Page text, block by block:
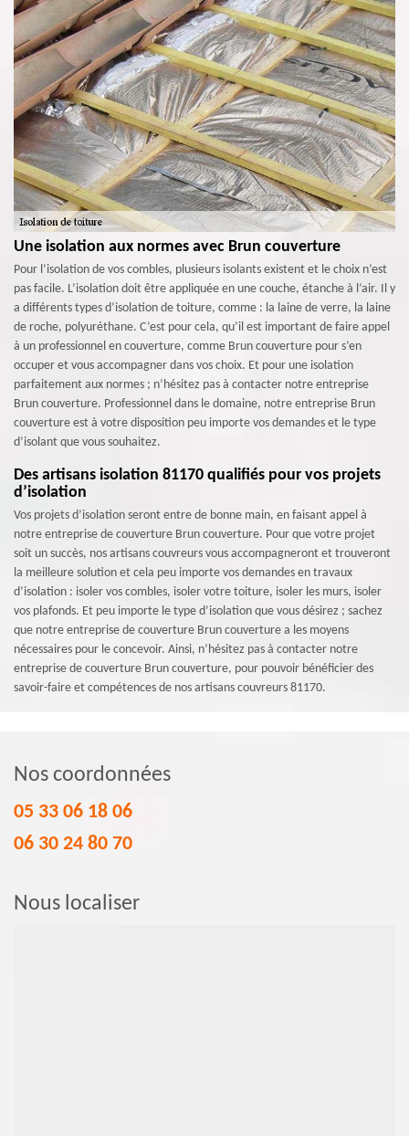
Une isolation aux normes avec Brun couverture
Pour l’isolation de vos combles, plusieurs isolants existent et le choix n’est
pas facile. L’isolation doit être appliquée en une couche, étanche à l’air. Il y
a différents types d’isolation de toiture, comme : la laine de verre, la laine
de roche, polyuréthane. C’est pour cela, qu’il est important de faire appel
à un professionnel en couverture, comme Brun couverture pour s’en
occuper et vous accompagner dans vos choix. Et pour une isolation
parfaitement aux normes ; n’hésitez pas à contacter notre entreprise
Brun couverture. Professionnel dans le domaine, notre entreprise Brun
couverture est à votre disposition peu importe vos demandes et le type
d’isolant que vous souhaitez.
Des artisans isolation 81170 qualifiés pour vos projets
d’isolation
Vos projets d’isolation seront entre de bonne main, en faisant appel à
notre entreprise de couverture Brun couverture. Pour que votre projet
soit un succès, nos artisans couvreurs vous accompagneront et trouveront
la meilleure solution et cela peu importe vos demandes en travaux
d’isolation : isoler vos combles, isoler votre toiture, isoler les murs, isoler
vos plafonds. Et peu importe le type d’isolation que vous désirez ; sachez
que notre entreprise de couverture Brun couverture a les moyens
nécessaires pour le concevoir. Ainsi, n’hésitez pas à contacter notre
entreprise de couverture Brun couverture, pour pouvoir bénéficier des
savoir-faire et compétences de nos artisans couvreurs 81170.
Nos coordonnées
05 33 06 18 06
06 30 24 80 70
Nous localiser